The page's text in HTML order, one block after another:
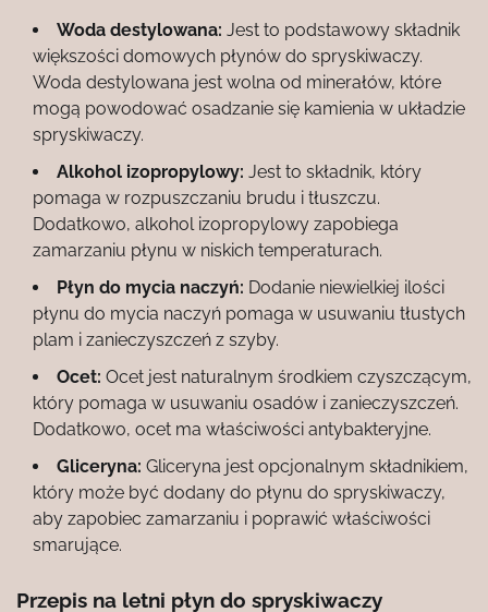
Woda destylowana: Jest to podstawowy składnik
większości domowych płynów do spryskiwaczy.
Woda destylowana jest wolna od minerałów, które
mogą powodować osadzanie się kamienia w układzie
spryskiwaczy.
Alkohol izopropylowy: Jest to składnik, który
pomaga w rozpuszczaniu brudu i tłuszczu.
Dodatkowo, alkohol izopropylowy zapobiega
zamarzaniu płynu w niskich temperaturach.
Płyn do mycia naczyń: Dodanie niewielkiej ilości
płynu do mycia naczyń pomaga w usuwaniu tłustych
plam i zanieczyszczeń z szyby.
Ocet: Ocet jest naturalnym środkiem czyszczącym,
który pomaga w usuwaniu osadów i zanieczyszczeń.
Dodatkowo, ocet ma właściwości antybakteryjne.
Gliceryna: Gliceryna jest opcjonalnym składnikiem,
który może być dodany do płynu do spryskiwaczy,
aby zapobiec zamarzaniu i poprawić właściwości
smarujące.
Przepis na letni płyn do spryskiwaczy